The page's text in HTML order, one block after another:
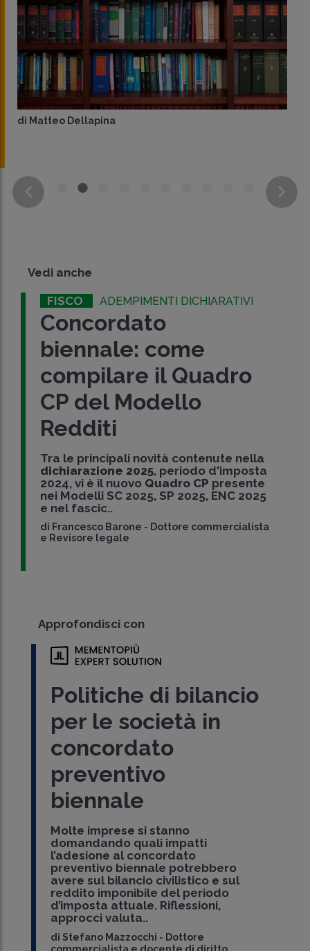
di Matteo Dellapina
Vedi anche
FISCO ADEMPIMENTI DICHIARATIVI
Concordato
biennale: come
compilare il Quadro
CP del Modello
Redditi
Tra le principali novità contenute nella
dichiarazione 2025, periodo d'imposta
2024, vi è il nuovo Quadro CP presente
nei Modelli SC 2025, SP 2025, ENC 2025
e nel fascic..
di Francesco Barone - Dottore commercialista
e Revisore legale
Approfondisci con
Politiche di bilancio
per le società in
concordato
preventivo
biennale
Molte imprese si stanno
domandando quali impatti
l’adesione al concordato
preventivo biennale potrebbero
avere sul bilancio civilistico e sul
reddito imponibile del periodo
d’imposta attuale. Riflessioni,
approcci valuta..
di Stefano Mazzocchi - Dottore